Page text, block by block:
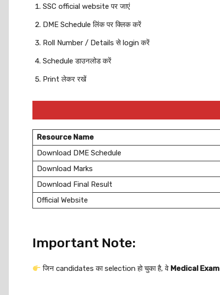
SSC official website पर जाएं
DME Schedule लिंक पर क्लिक करें
Roll Number / Details से login करें
Schedule डाउनलोड करें
Print लेकर रखें
Resource Name
Download DME Schedule
Download Marks
Download Final Result
Official Website
Important Note:
जिन candidates का selection हो चुका है, वे Medical